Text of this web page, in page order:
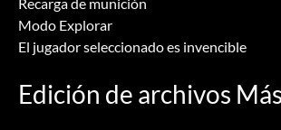
Modo Explorar
El jugador seleccionado es invencible
Edición de archivos